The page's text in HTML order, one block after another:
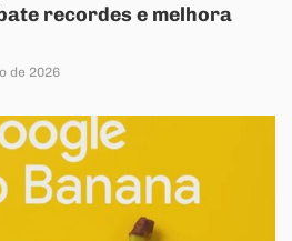
recordes e melhora
de 2026